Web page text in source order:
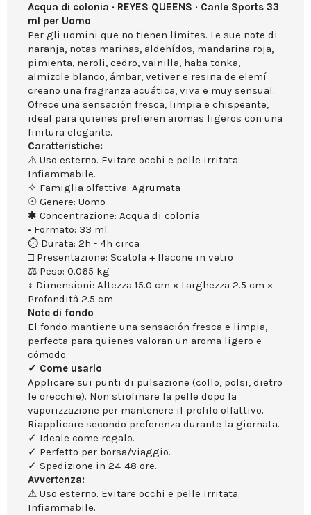
Acqua di colonia · REYES QUEENS · Canle Sports 33
ml per Uomo
Per gli uomini que no tienen límites. Le sue note di
naranja, notas marinas, aldehídos, mandarina roja,
pimienta, neroli, cedro, vainilla, haba tonka,
almizcle blanco, ámbar, vetiver e resina de elemí
creano una fragranza acuática, viva e muy sensual.
Ofrece una sensación fresca, limpia e chispeante,
ideal para quienes prefieren aromas ligeros con una
finitura elegante.
Caratteristiche:
⚠ Uso esterno. Evitare occhi e pelle irritata.
Infiammabile.
✧ Famiglia olfattiva: Agrumata
☉ Genere: Uomo
✱ Concentrazione: Acqua di colonia
• Formato: 33 ml
⏱ Durata: 2h - 4h circa
□ Presentazione: Scatola + flacone in vetro
⚖ Peso: 0.065 kg
↕ Dimensioni: Altezza 15.0 cm × Larghezza 2.5 cm ×
Profondità 2.5 cm
Note di fondo
El fondo mantiene una sensación fresca e limpia,
perfecta para quienes valoran un aroma ligero e
cómodo.
✓ Come usarlo
Applicare sui punti di pulsazione (collo, polsi, dietro
le orecchie). Non strofinare la pelle dopo la
vaporizzazione per mantenere il profilo olfattivo.
Riapplicare secondo preferenza durante la giornata.
✓ Ideale come regalo.
✓ Perfetto per borsa/viaggio.
✓ Spedizione in 24-48 ore.
Avvertenza:
⚠ Uso esterno. Evitare occhi e pelle irritata.
Infiammabile.